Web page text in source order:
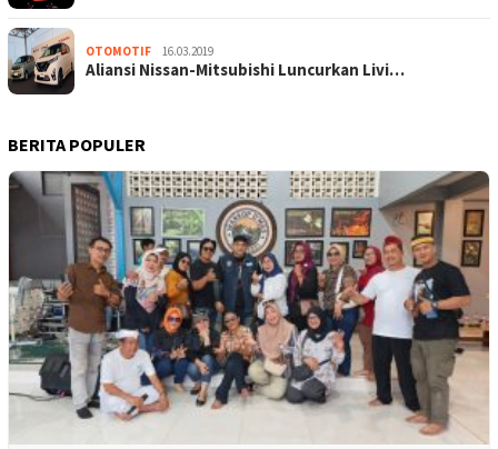
OTOMOTIF 16.03.2019
Aliansi Nissan-Mitsubishi Luncurkan Livi…
BERITA POPULER